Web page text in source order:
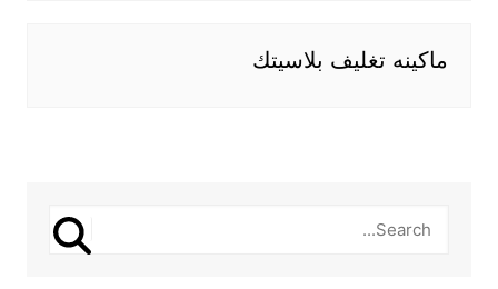
ماكينه تغليف بلاسيتك